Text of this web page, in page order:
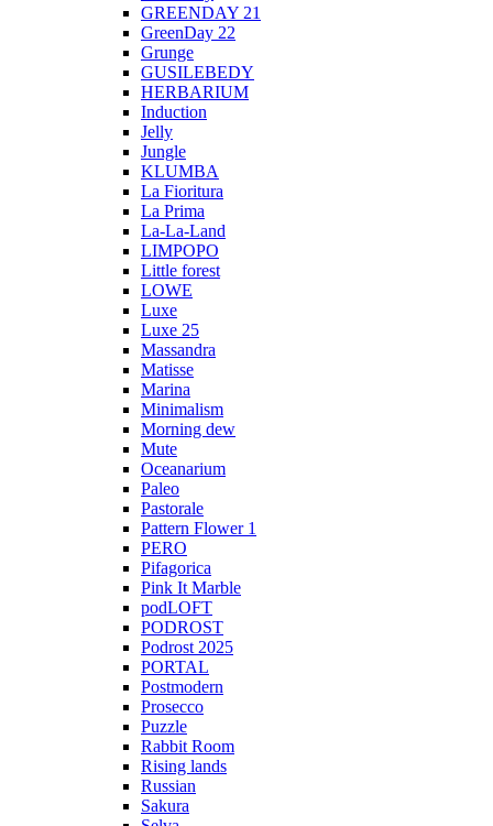
GREENDAY 21
GreenDay 22
Grunge
GUSILEBEDY
HERBARIUM
Induction
Jelly
Jungle
KLUMBA
La Fioritura
La Prima
La-La-Land
LIMPOPO
Little forest
LOWE
Luxe
Luxe 25
Massandra
Matisse
Marina
Minimalism
Morning dew
Mute
Oceanarium
Paleo
Pastorale
Pattern Flower 1
PERO
Pifagorica
Pink It Marble
podLOFT
PODROST
Podrost 2025
PORTAL
Postmodern
Prosecco
Puzzle
Rabbit Room
Rising lands
Russian
Sakura